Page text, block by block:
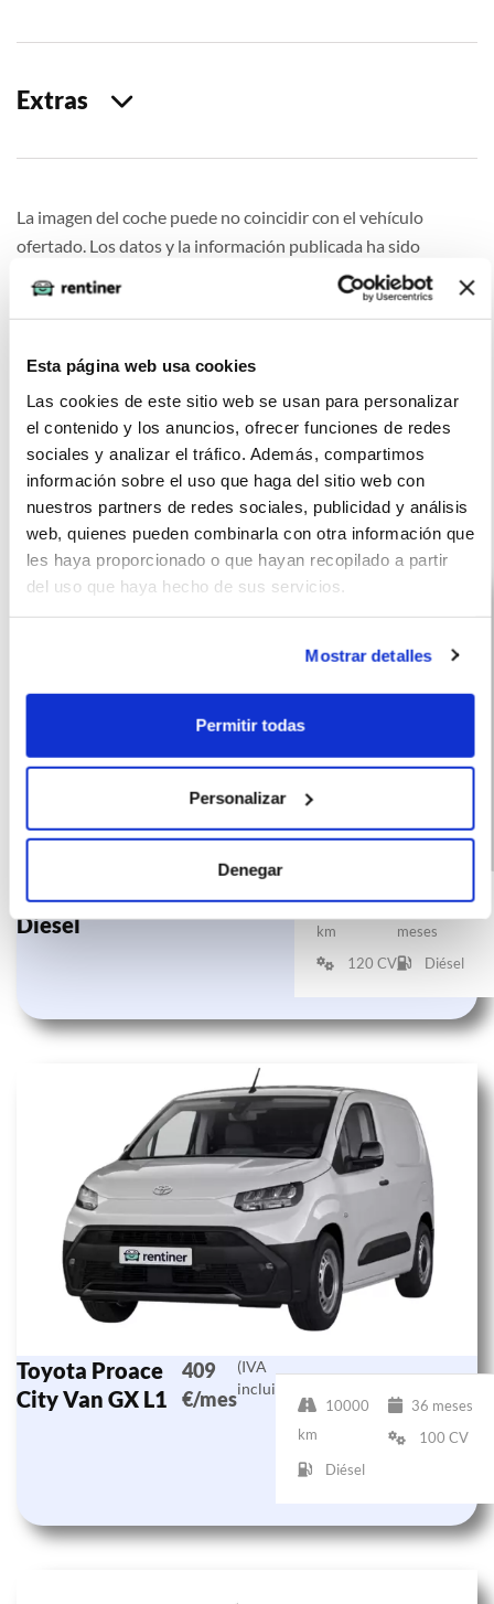
Esta página web usa cookies
Las cookies de este sitio web se usan para personalizar
el contenido y los anuncios, ofrecer funciones de redes
sociales y analizar el tráfico. Además, compartimos
información sobre el uso que haga del sitio web con
nuestros partners de redes sociales, publicidad y análisis
web, quienes pueden combinarla con otra información que
les haya proporcionado o que hayan recopilado a partir
del uso que haya hecho de sus servicios.
Mostrar detalles
Permitir todas
Personalizar
Denegar
Extras
La imagen del coche puede no coincidir con el vehículo
ofertado. Los datos y la información publicada ha sido
obtenida de la empresa ofertante del renting y tiene solo
efectos informativos no contractuales.
actualización: 2026-07-10
Otras ofertas de Toyota Proace
Van GX Plus L1
Diesel
585
€/mes
(IVA
incluido)
10000
km
48
meses
120 CV
Diésel
Toyota Proace
City Van GX L1
409
€/mes
(IVA
incluido)
10000
km
36 meses
100 CV
Diésel